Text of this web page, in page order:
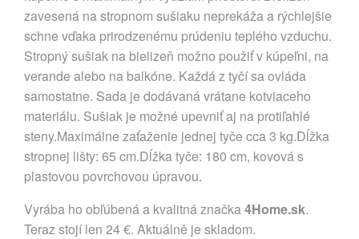
zavesená na stropnom sušiaku neprekáža a rýchlejšie
schne vďaka prirodzenému prúdeniu teplého vzduchu.
Stropný sušiak na bielizeň možno použiť v kúpeľni, na
verande alebo na balkóne. Každá z tyčí sa ovláda
samostatne. Sada je dodávaná vrátane kotviaceho
materiálu. Sušiak je možné upevniť aj na protiľahlé
steny.Maximálne zaťaženie jednej tyče cca 3 kg.Dĺžka
stropnej lišty: 65 cm.Dĺžka tyče: 180 cm, kovová s
plastovou povrchovou úpravou.
Vyrába ho obľúbená a kvalitná značka4Home.sk.
Teraz stojí len 24 €. Aktuálně je skladom.